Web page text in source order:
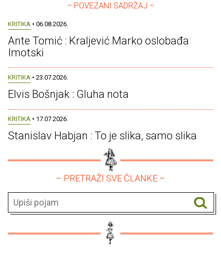
– POVEZANI SADRŽAJ –
KRITIKA • 06.08.2026.
Ante Tomić : Kraljević Marko oslobađa
Imotski
KRITIKA • 23.07.2026.
Elvis Bošnjak : Gluha nota
KRITIKA • 17.07.2026.
Stanislav Habjan : To je slika, samo slika
– PRETRAŽI SVE ČLANKE –